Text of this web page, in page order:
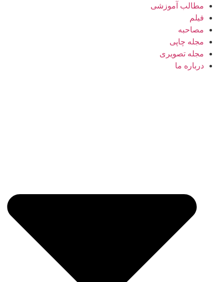
مطالب آموزشی
فیلم
مصاحبه
مجله چاپی
مجله تصویری
درباره ما